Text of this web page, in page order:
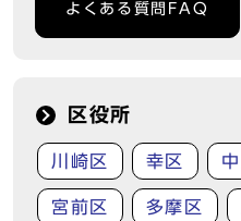
よくある質問FAQ
区役所
川崎区 幸区
宮前区 多摩区